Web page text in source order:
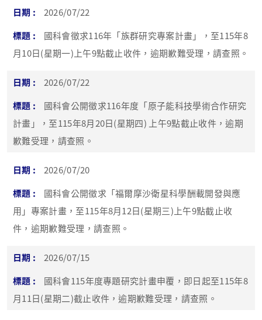
2026/07/22
國科會徵求116年「族群研究專案計畫」，至115年8
月10日(星期一)上午9點截止收件，逾期歉難受理，請查照。
2026/07/22
國科會公開徵求116年度「原子能科技學術合作研究
計畫」，至115年8月20日(星期四) 上午9點截止收件，逾期
歉難受理，請查照。
2026/07/20
國科會公開徵求「福爾摩沙衛星科學酬載開發與應
用」專案計畫，至115年8月12日(星期三)上午9點截止收
件，逾期歉難受理，請查照。
2026/07/15
國科會115年度專題研究計畫申覆，即日起至115年8
月11日(星期二)截止收件，逾期歉難受理，請查照。